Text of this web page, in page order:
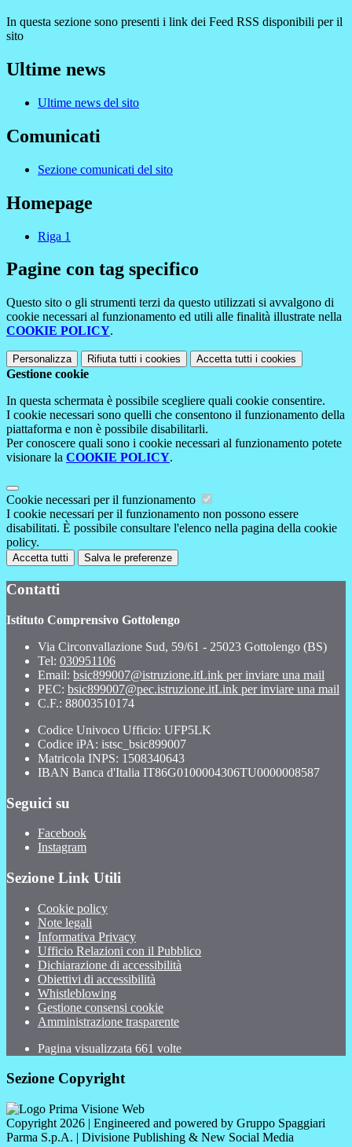
In questa sezione sono presenti i link dei Feed RSS disponibili per il
sito
Ultime news
Ultime news del sito
Comunicati
Sezione comunicati del sito
Homepage
Riga 1
Pagine con tag specifico
Questo sito o gli strumenti terzi da questo utilizzati si avvalgono di
cookie necessari al funzionamento ed utili alle finalità illustrate nella
COOKIE POLICY.
Personalizza Rifiuta tutti i cookies Accetta tutti i cookies
Gestione cookie
In questa schermata è possibile scegliere quali cookie consentire.
I cookie necessari sono quelli che consentono il funzionamento della
piattaforma e non è possibile disabilitarli.
Per conoscere quali sono i cookie necessari al funzionamento potete
visionare la COOKIE POLICY.
Cookie necessari per il funzionamento
I cookie necessari per il funzionamento non possono essere
disabilitati. È possibile consultare l'elenco nella pagina della cookie
policy.
Accetta tutti Salva le preferenze
Contatti
Istituto Comprensivo Gottolengo
Via Circonvallazione Sud, 59/61 - 25023 Gottolengo (BS)
Tel: 030951106
Email: bsic899007@istruzione.itLink per inviare una mail
PEC: bsic899007@pec.istruzione.itLink per inviare una mail
C.F.: 88003510174
Codice Univoco Ufficio: UFP5LK
Codice iPA: istsc_bsic899007
Matricola INPS: 1508340643
IBAN Banca d'Italia IT86G0100004306TU0000008587
Seguici su
Facebook
Instagram
Sezione Link Utili
Cookie policy
Note legali
Informativa Privacy
Ufficio Relazioni con il Pubblico
Dichiarazione di accessibilità
Obiettivi di accessibilità
Whistleblowing
Gestione consensi cookie
Amministrazione trasparente
Pagina visualizzata 661 volte
Sezione Copyright
Copyright 2026 | Engineered and powered by Gruppo Spaggiari
Parma S.p.A. | Divisione Publishing & New Social Media